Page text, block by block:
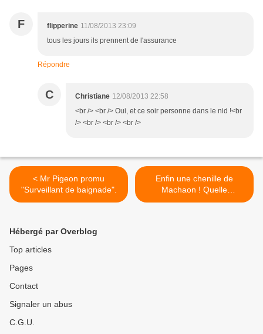
F flipperine 11/08/2013 23:09
tous les jours ils prennent de l'assurance
Répondre
C Christiane 12/08/2013 22:58
<br /> <br /> Oui, et ce soir personne dans le nid !<br
/> <br /> <br /> <br />
< Mr Pigeon promu
"Surveillant de baignade".
Enfin une chenille de
Machaon ! Quelle
merveille... >
Hébergé par Overblog
Top articles
Pages
Contact
Signaler un abus
C.G.U.